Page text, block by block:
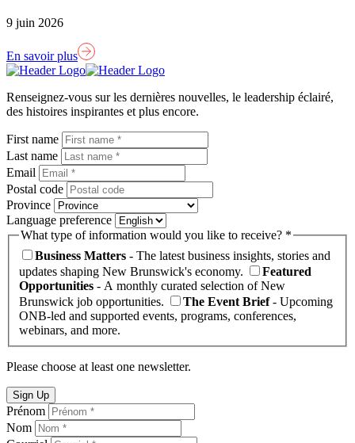
9 juin 2026
En savoir plus
Lien
d'accueil
Renseignez-vous sur les dernières nouvelles, le leadership éclairé,
des histoires inspirantes et plus encore.
First name
Last name
Email
Postal code
Province
Language preference
What type of information would you like to receive? *
Business Matters - The latest business insights, stories and
updates shaping New Brunswick's economy.
Featured
Opportunities - A monthly curated selection of New
Brunswick job opportunities.
The Event Brief- Upcoming
ONB-led and supported events, programs, conferences,
webinars, and more.
Please choose at least one newsletter.
Sign Up
Prénom
Nom